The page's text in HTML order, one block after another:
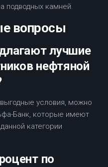
подводных камней.
вопросы
лучшие
нефтяной
условия, можно
Банк, которые имеют
категории
по